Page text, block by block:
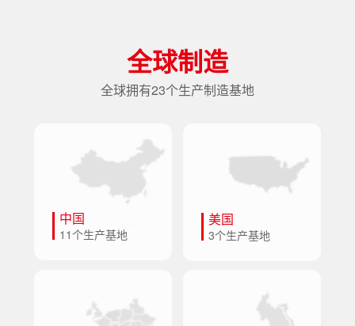
全球制造
全球拥有23个生产制造基地
中国
11个生产基地
美国
3个生产基地